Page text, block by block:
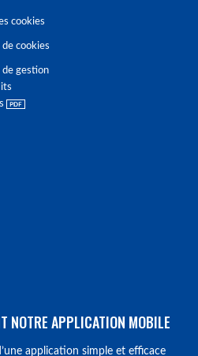
cookies
de cookies
de gestion
NOTRE APPLICATION MOBILE
application simple et efficace